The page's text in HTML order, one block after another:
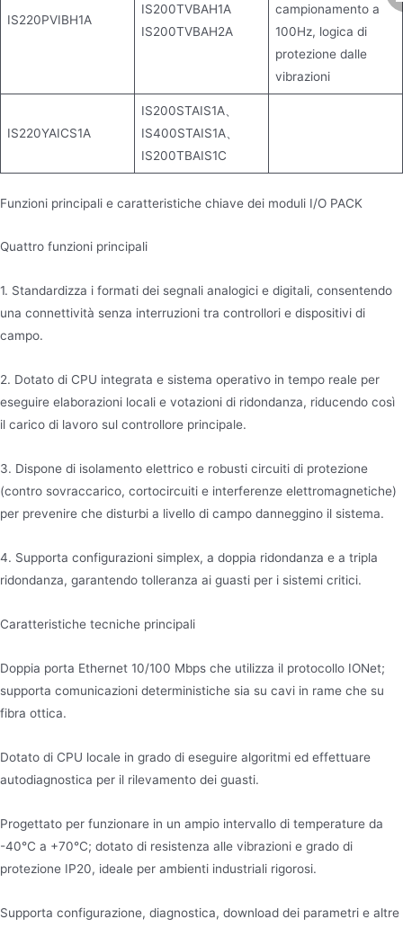
IS220PVIBH1A
IS200TVBAH1A
IS200TVBAH2A
campionamento a
100Hz, logica di
protezione dalle
vibrazioni
IS220YAICS1A
IS200STAIS1A、
IS400STAIS1A、
IS200TBAIS1C
Funzioni principali e caratteristiche chiave dei moduli I/O PACK
Quattro funzioni principali
1. Standardizza i formati dei segnali analogici e digitali, consentendo
una connettività senza interruzioni tra controllori e dispositivi di
campo.
2. Dotato di CPU integrata e sistema operativo in tempo reale per
eseguire elaborazioni locali e votazioni di ridondanza, riducendo così
il carico di lavoro sul controllore principale.
3. Dispone di isolamento elettrico e robusti circuiti di protezione
(contro sovraccarico, cortocircuiti e interferenze elettromagnetiche)
per prevenire che disturbi a livello di campo danneggino il sistema.
4. Supporta configurazioni simplex, a doppia ridondanza e a tripla
ridondanza, garantendo tolleranza ai guasti per i sistemi critici.
Caratteristiche tecniche principali
Doppia porta Ethernet 10/100 Mbps che utilizza il protocollo IONet;
supporta comunicazioni deterministiche sia su cavi in rame che su
fibra ottica.
Dotato di CPU locale in grado di eseguire algoritmi ed effettuare
autodiagnostica per il rilevamento dei guasti.
Progettato per funzionare in un ampio intervallo di temperature da
-40°C a +70°C; dotato di resistenza alle vibrazioni e grado di
protezione IP20, ideale per ambienti industriali rigorosi.
Supporta configurazione, diagnostica, download dei parametri e altre